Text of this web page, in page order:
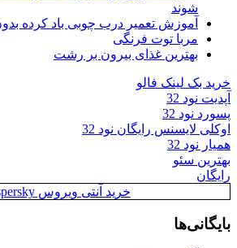
شوند
آموزش تعمیر درب چوبی باد کرده
مربا توت فرنگی
بهترین غذای بیرون بر رشت
خرید بک لینک فالو
آپدیت نود 32
پسورد نود 32
اوکلی لایسنس رایگان نود 32
همیار نود 32
بهترین سئو
رایگان
خرید آنتی ویروس Kaspersky
بایگانی‌ها